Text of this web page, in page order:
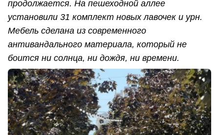
продолжается. На пешеходной аллее
установили 31 комплект новых лавочек и урн.
Мебель сделана из современного
антивандального материала, который не
боится ни солнца, ни дождя, ни времени.